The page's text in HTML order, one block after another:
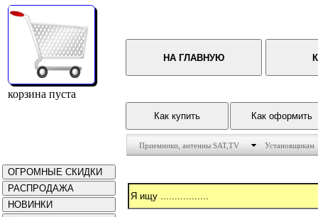
корзина пуста
Приемники, антенны SAT,TV Установщикам